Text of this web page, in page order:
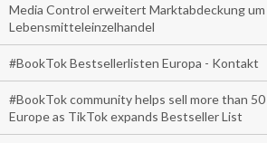
Media Control erweitert Marktabdeckung um
Lebensmitteleinzelhandel
#BookTok Bestsellerlisten Europa - Kontakt
#BookTok community helps sell more than
Europe as TikTok expands Bestseller List